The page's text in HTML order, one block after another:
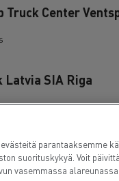
Truck Center
Latvia SIA Riga
Stopinu pagasts
Latvia SIA Valmiera
pagasts
parantaaksemme
suorituskykyä. Voit
vasemmassa